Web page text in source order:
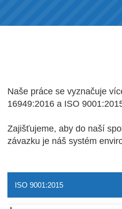
Naše práce se vyznačuje
16949:2016 a ISO
Zajišťujeme, aby do naší
závazku je náš systém
ISO 9001:2015